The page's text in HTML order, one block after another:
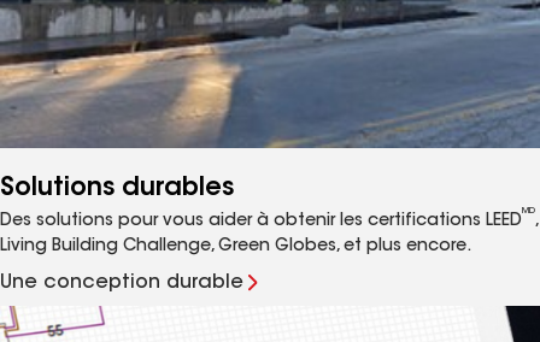
Solutions durables
Des solutions pour vous aider à obtenir les certifications LEED
MD
,
Living Building Challenge, Green Globes, et plus encore.
Une conception durable